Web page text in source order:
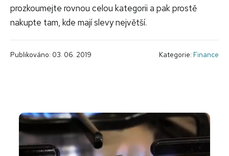
prozkoumejte rovnou celou kategorii a pak prostě
nakupte tam, kde mají slevy největší.
Publikováno: 03. 06. 2019 Kategorie: Finance